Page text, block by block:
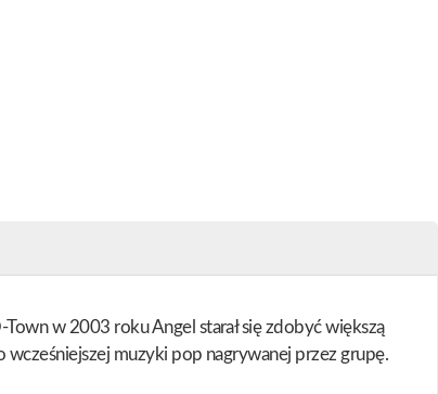
w 2003 roku Angel starał się zdobyć większą
muzyki pop nagrywanej przez grupę.